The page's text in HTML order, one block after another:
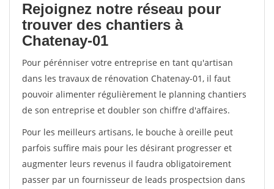
Rejoignez notre réseau pour
trouver des chantiers à
Chatenay-01
Pour pérénniser votre entreprise en tant qu'artisan
dans les travaux de rénovation Chatenay-01, il faut
pouvoir alimenter régulièrement le planning chantiers
de son entreprise et doubler son chiffre d'affaires.
Pour les meilleurs artisans, le bouche à oreille peut
parfois suffire mais pour les désirant progresser et
augmenter leurs revenus il faudra obligatoirement
passer par un fournisseur de leads prospectsion dans